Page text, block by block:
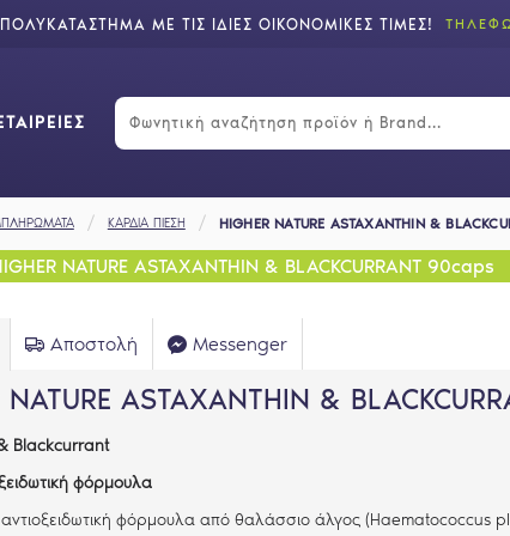
ΜΕ ΤΙΣ ΙΔΙΕΣ ΟΙΚΟΝΟΜΙΚΕΣ ΤΙΜΕΣ!
ΚΑΡΔΙΑ ΠΙΕΣΗ HIGHER NATURE ASTAXANTHIN &
NATURE ASTAXANTHIN & BLACKCURRANT 90caps
Αποστολή Messenger
NATURE ASTAXANTHIN &
Blackcurrant
φόρμουλα
φόρμουλα από θαλάσσιο άλγος (Haematococcus